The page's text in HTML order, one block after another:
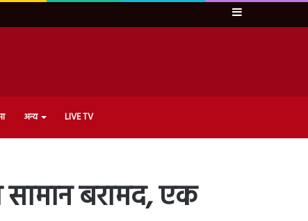
Sidebar
अन्य LIVE TV
बरामद, एक